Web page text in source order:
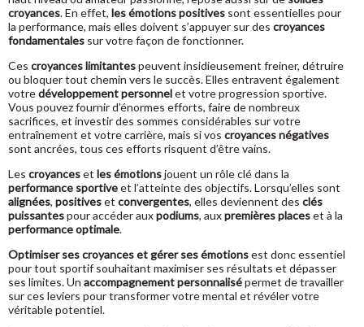
croyances. En effet, les émotions positives sont essentielles pour
la performance, mais elles doivent s’appuyer sur des croyances
fondamentales sur votre façon de fonctionner.
Ces croyances limitantespeuvent insidieusement freiner, détruire
ou bloquer tout chemin vers le succès. Elles entravent également
votredéveloppement personnelet votre progression sportive.
Vous pouvez fournir d’énormes efforts, faire de nombreux
sacrifices, et investir des sommes considérables sur votre
entraînement et votre carrière, mais si vos croyances négatives
sont ancrées, tous ces efforts risquent d’être vains.
Les croyanceset les émotionsjouent un rôle clé dans la
performance sportiveet l’atteinte des objectifs. Lorsqu’elles sont
alignées, positiveset convergentes, elles deviennent des clés
puissantespour accéder auxpodiums, auxpremières placeset à la
performance optimale.
Optimiser ses croyances et gérer ses émotionsest donc essentiel
pour tout sportif souhaitant maximiser ses résultats et dépasser
ses limites. Un accompagnement personnalisépermet de travailler
sur ces leviers pour transformer votre mental et révéler votre
véritable potentiel.